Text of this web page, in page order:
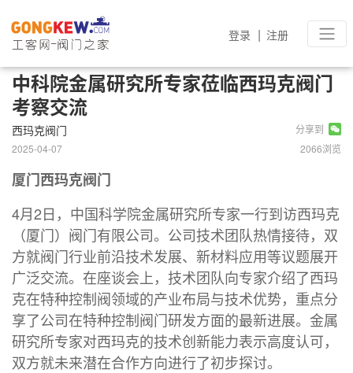
登录 | 注册
中科院金属研究所专家莅临西玛克阀门
考察交流
西玛克阀门
分享到
2025-04-07
2066浏览
厦门西玛克阀门
4月2日，中国科学院金属研究所专家一行到访西玛克
（厦门）阀门有限公司。公司技术团队热情接待，双
方就阀门行业前沿技术发展、新材料应用等议题展开
广泛交流。在座谈会上，技术团队向专家介绍了西玛
克在特种控制阀领域的产业布局与技术优势，重点分
享了公司在特种控制阀门研发方面的最新进展。金属
研究所专家对西玛克的技术创新能力表示高度认可，
双方就未来潜在合作方向进行了初步探讨。